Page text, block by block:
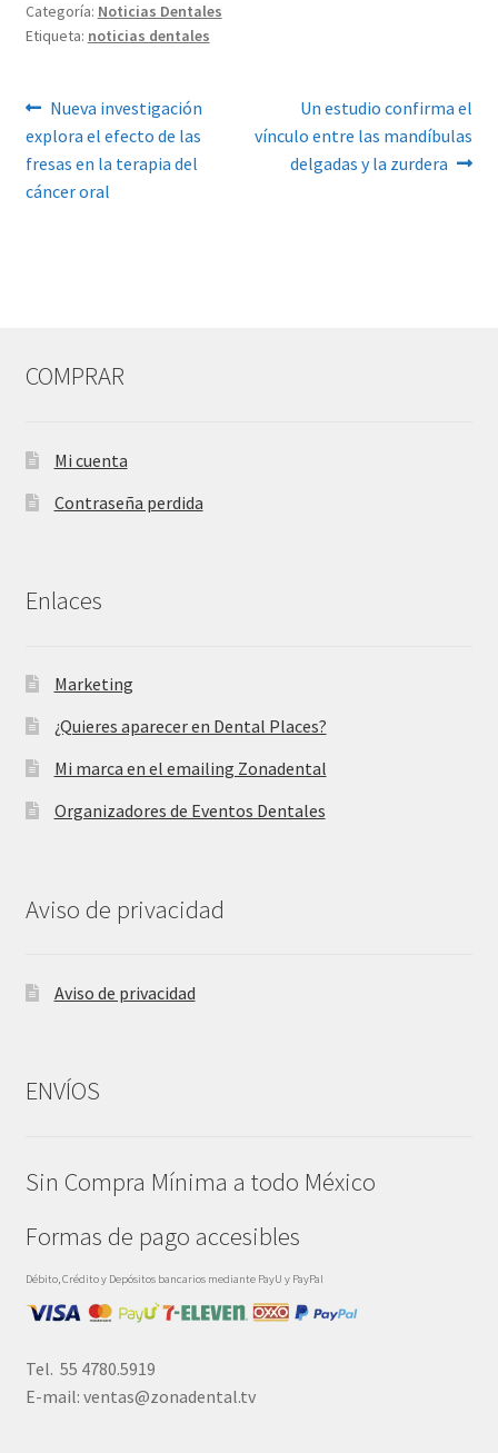
Categoría: Noticias Dentales
Etiqueta: noticias dentales
Navegación
de
entradas
Anterior:
Nueva investigación
explora el efecto de las
fresas en la terapia del
cáncer oral
Siguiente:
Un estudio confirma el
vínculo entre las mandíbulas
delgadas y la zurdera
COMPRAR
Mi cuenta
Contraseña perdida
Enlaces
Marketing
¿Quieres aparecer en Dental Places?
Mi marca en el emailing Zonadental
Organizadores de Eventos Dentales
Aviso de privacidad
Aviso de privacidad
ENVÍOS
Sin Compra Mínima a todo México
Formas de pago accesibles
Débito, Crédito y Depósitos bancarios mediante PayU y PayPal
Tel. 55 4780.5919
E-mail: ventas@zonadental.tv